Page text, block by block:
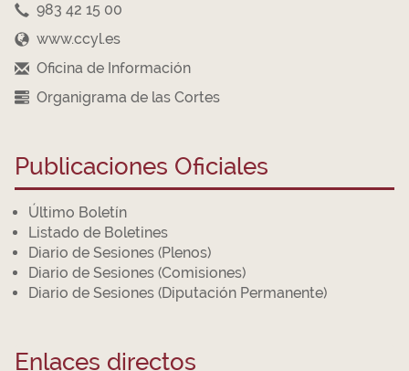
983 42 15 00
www.ccyl.es
Oficina de Información
Organigrama de las Cortes
Publicaciones Oficiales
Último Boletín
Listado de Boletines
Diario de Sesiones (Plenos)
Diario de Sesiones (Comisiones)
Diario de Sesiones (Diputación Permanente)
Enlaces directos